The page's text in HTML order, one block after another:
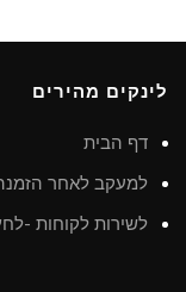
לינקים מהירים
דף הבית
למעקב לאחר
לשירות לקוחות -